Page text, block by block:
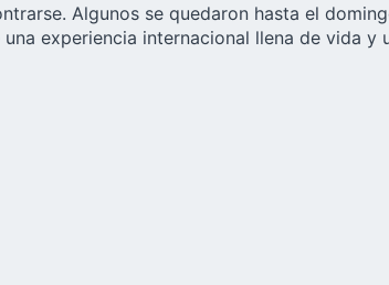
Algunos se quedaron hasta el
experiencia internacional llena de vida